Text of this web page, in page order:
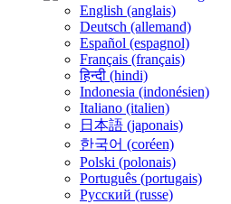
English (anglais)
Deutsch (allemand)
Español (espagnol)
Français (français)
हिन्दी (hindi)
Indonesia (indonésien)
Italiano (italien)
日本語 (japonais)
한국어 (coréen)
Polski (polonais)
Português (portugais)
Русский (russe)